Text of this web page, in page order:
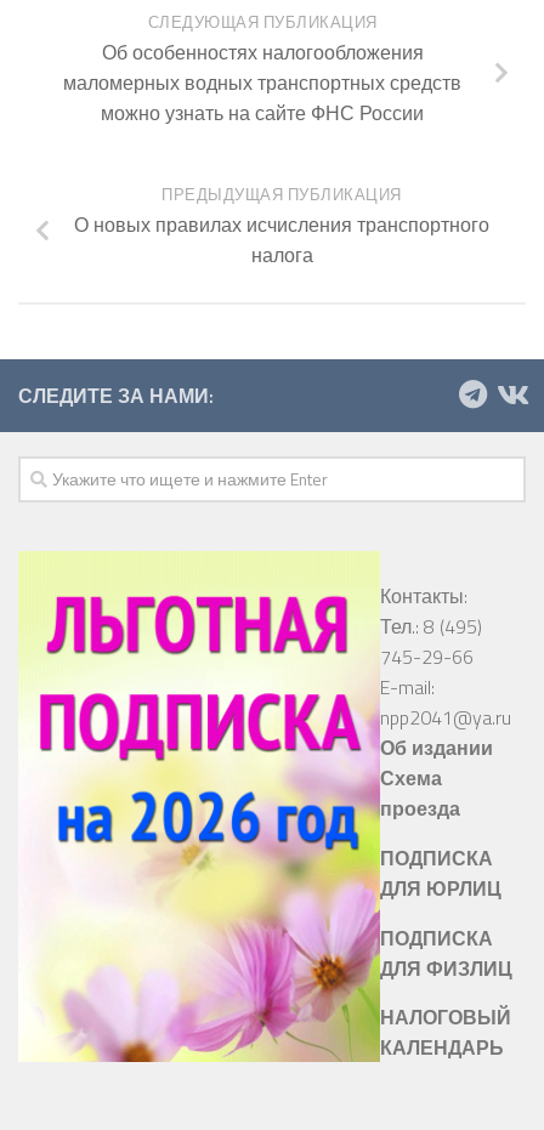
СЛЕДУЮЩАЯ ПУБЛИКАЦИЯ
Об особенностях налогообложения
маломерных водных транспортных средств
можно узнать на сайте ФНС России
ПРЕДЫДУЩАЯ ПУБЛИКАЦИЯ
О новых правилах исчисления транспортного
налога
СЛЕДИТЕ ЗА НАМИ:
Контакты:
Тел.: 8 (495)
745-29-66
E-mail:
npp2041@ya.ru
Об издании
Схема
проезда
ПОДПИСКА
ДЛЯ ЮРЛИЦ
ПОДПИСКА
ДЛЯ ФИЗЛИЦ
НАЛОГОВЫЙ
КАЛЕНДАРЬ